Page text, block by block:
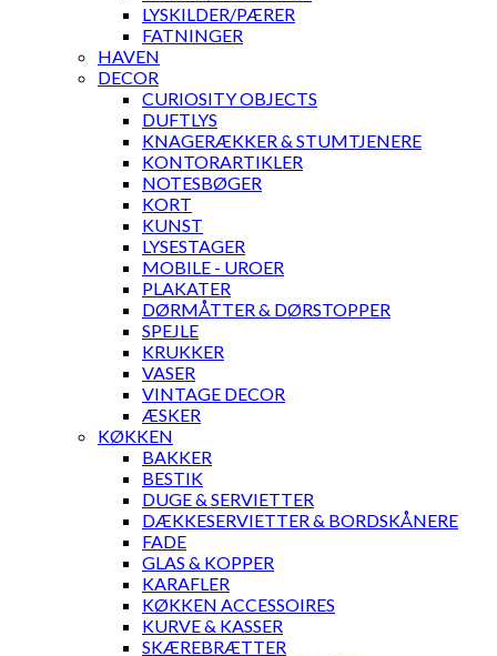
LYSKILDER/PÆRER
FATNINGER
HAVEN
DECOR
CURIOSITY OBJECTS
DUFTLYS
KNAGERÆKKER & STUMTJENERE
KONTORARTIKLER
NOTESBØGER
KORT
KUNST
LYSESTAGER
MOBILE - UROER
PLAKATER
DØRMÅTTER & DØRSTOPPER
SPEJLE
KRUKKER
VASER
VINTAGE DECOR
ÆSKER
KØKKEN
BAKKER
BESTIK
DUGE & SERVIETTER
DÆKKESERVIETTER & BORDSKÅNERE
FADE
GLAS & KOPPER
KARAFLER
KØKKEN ACCESSOIRES
KURVE & KASSER
SKÆREBRÆTTER